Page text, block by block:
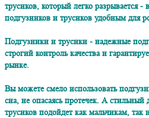
трусиков, который легко разрывается -
подгузников и трусиков удобным для
Подгузники и трусики - надежные
строгий контроль качества и
рынке.
Вы можете смело использовать
сна, не опасаясь протечек. А стильный
трусиков подойдет как мальчикам, так